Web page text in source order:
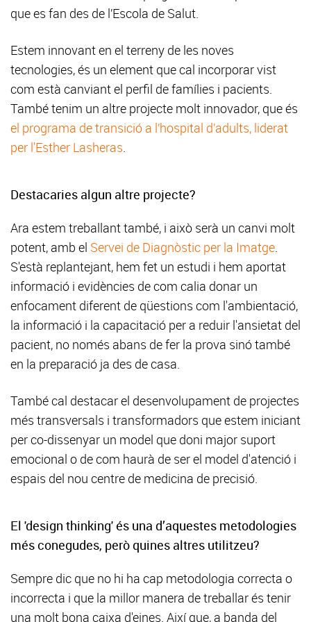
que es fan des de l’Escola de Salut.
Estem innovant en el terreny de les noves
tecnologies, és un element que cal incorporar vist
com està canviant el perfil de famílies i pacients.
També tenim un altre projecte molt innovador, que és
el programa de transició a l’hospital d’adults, liderat
per l'Esther Lasheras.
Destacaries algun altre projecte?
Ara estem treballant també, i això serà un canvi molt
potent, amb el Servei de Diagnòstic per la Imatge.
S'està replantejant, hem fet un estudi i hem aportat
informació i evidències de com calia donar un
enfocament diferent de qüestions com l'ambientació,
la informació i la capacitació per a reduir l'ansietat del
pacient, no només abans de fer la prova sinó també
en la preparació ja des de casa.
També cal destacar el desenvolupament de projectes
més transversals i transformadors que estem iniciant
per co-dissenyar un model que doni major suport
emocional o de com haurà de ser el model d'atenció i
espais del nou centre de medicina de precisió.
El 'design thinking' és una d’aquestes metodologies
més conegudes, però quines altres utilitzeu?
Sempre dic que no hi ha cap metodologia correcta o
incorrecta i que la millor manera de treballar és tenir
una molt bona caixa d'eines. Així que, a banda del